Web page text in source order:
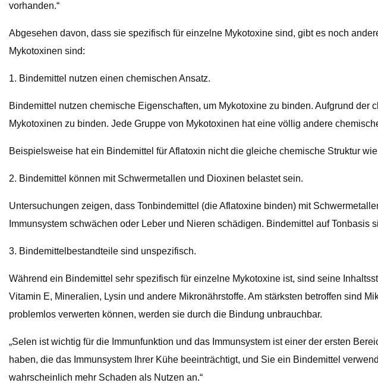
vorhanden.“
Abgesehen davon, dass sie spezifisch für einzelne Mykotoxine sind, gibt es noch
Mykotoxinen sind:
1. Bindemittel nutzen einen chemischen Ansatz.
Bindemittel nutzen chemische Eigenschaften, um Mykotoxine zu binden. Aufgrund
Mykotoxinen zu binden. Jede Gruppe von Mykotoxinen hat eine völlig andere
Beispielsweise hat ein Bindemittel für Aflatoxin nicht die gleiche chemische Struktur
2. Bindemittel können mit Schwermetallen und Dioxinen belastet sein.
Untersuchungen zeigen, dass Tonbindemittel (die Aflatoxine binden) mit
Immunsystem schwächen oder Leber und Nieren schädigen. Bindemittel auf
3. Bindemittelbestandteile sind unspezifisch.
Während ein Bindemittel sehr spezifisch für einzelne Mykotoxine ist, sind seine
Vitamin E, Mineralien, Lysin und andere Mikronährstoffe. Am stärksten betroffen sind
problemlos verwerten können, werden sie durch die Bindung unbrauchbar.
„Selen ist wichtig für die Immunfunktion und das Immunsystem ist einer der ersten
haben, die das Immunsystem Ihrer Kühe beeinträchtigt, und Sie ein Bindemittel
wahrscheinlich mehr Schaden als Nutzen an.“